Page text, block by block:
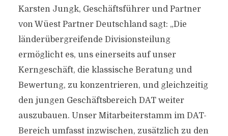
Karsten Jungk, Geschäftsführer und Partner
von Wüest Partner Deutschland sagt: „Die
länderübergreifende Divisionsteilung
ermöglicht es, uns einerseits auf unser
Kerngeschäft, die klassische Beratung und
Bewertung, zu konzentrieren, und gleichzeitig
den jungen Geschäftsbereich DAT weiter
auszubauen. Unser Mitarbeiterstamm im DAT-
Bereich umfasst inzwischen, zusätzlich zu den